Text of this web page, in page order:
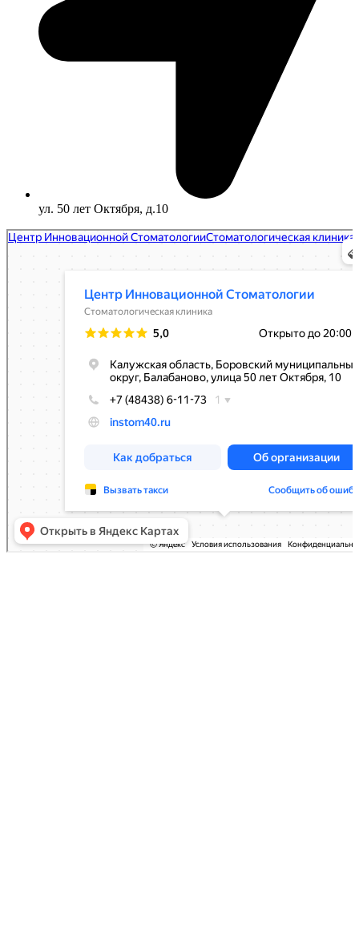
ул. 50 лет Октября, д.10
Центр Инновационной Стоматологии
Стоматологическая клиника в Балабаново